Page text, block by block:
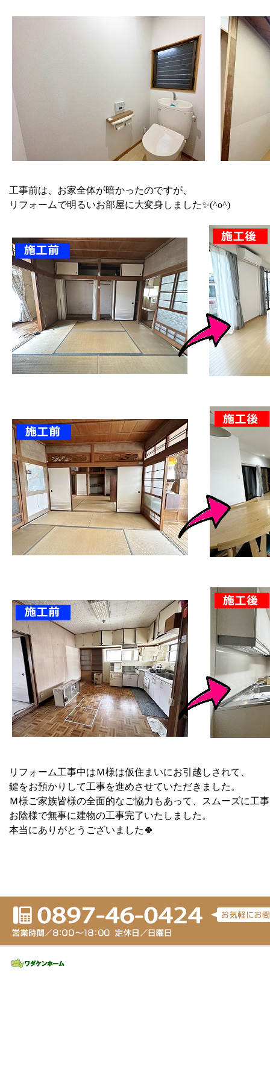
工事前は、お家全体が暗かったのですが、
リフォームで明るいお部屋に大変身しました✨(^o^)
リフォーム工事中はＭ様は仮住まいにお引越しされて、
鍵をお預かりして工事を進めさせていただきました。
Ｍ様ご家族皆様の全面的なご協力もあって、スムーズに工
お陰様で無事に建物の工事完了いたしました。
本当にありがとうございました🍀